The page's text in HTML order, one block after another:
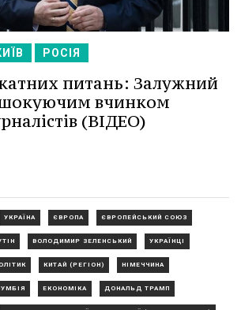
РОСІЯ
питань: Залужний
шокуючим вчинком
(ВІДЕО)
УКРАЇНА ЄВРОПА ЄВРОПЕЙСЬКИЙ СОЮЗ
ВОЛОДИМИР ЗЕЛЕНСЬКИЙ УКРАЇНЦІ
КИТАЙ (РЕГІОН) НІМЕЧЧИНА
ЕКОНОМІКА ДОНАЛЬД ТРАМП